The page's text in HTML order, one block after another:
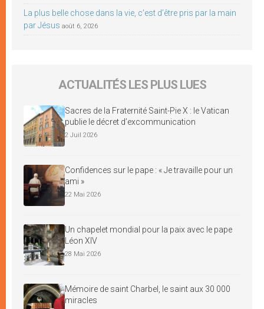
La plus belle chose dans la vie, c’est d’être pris par la main
par Jésus août 6, 2026
ACTUALITÉS LES PLUS LUES
Sacres de la Fraternité Saint-Pie X : le Vatican
publie le décret d’excommunication
2 Juil 2026
Confidences sur le pape : « Je travaille pour un
ami »
22 Mai 2026
Un chapelet mondial pour la paix avec le pape
Léon XIV
28 Mai 2026
Mémoire de saint Charbel, le saint aux 30 000
miracles